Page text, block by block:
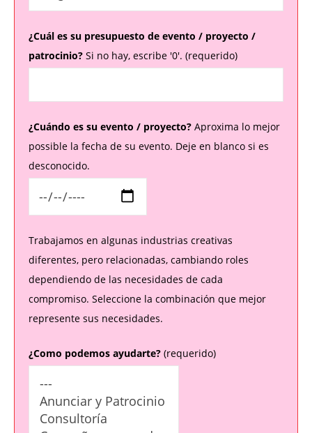
¿Cuál es su presupuesto de evento / proyecto /
patrocinio? Si no hay, escribe '0'. (requerido)
¿Cuándo es su evento / proyecto? Aproxima lo mejor
possible la fecha de su evento. Deje en blanco si es
desconocido.
Trabajamos en algunas industrias creativas
diferentes, pero relacionadas, cambiando roles
dependiendo de las necesidades de cada
compromiso. Seleccione la combinación que mejor
represente sus necesidades.
¿Como podemos ayudarte? (requerido)